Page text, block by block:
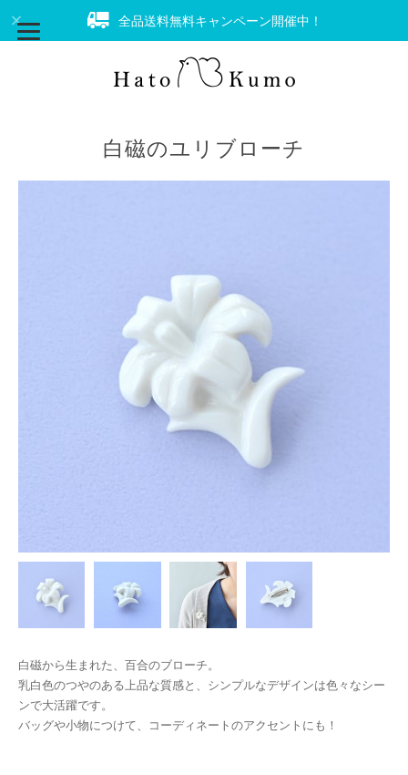
全品送料無料キャンペーン開催中！
白磁のユリブローチ
白磁から生まれた、百合のブローチ。
乳白色のつやのある上品な質感と、シンプルなデザインは色々なシー
ンで大活躍です。
バッグや小物につけて、コーディネートのアクセントにも！